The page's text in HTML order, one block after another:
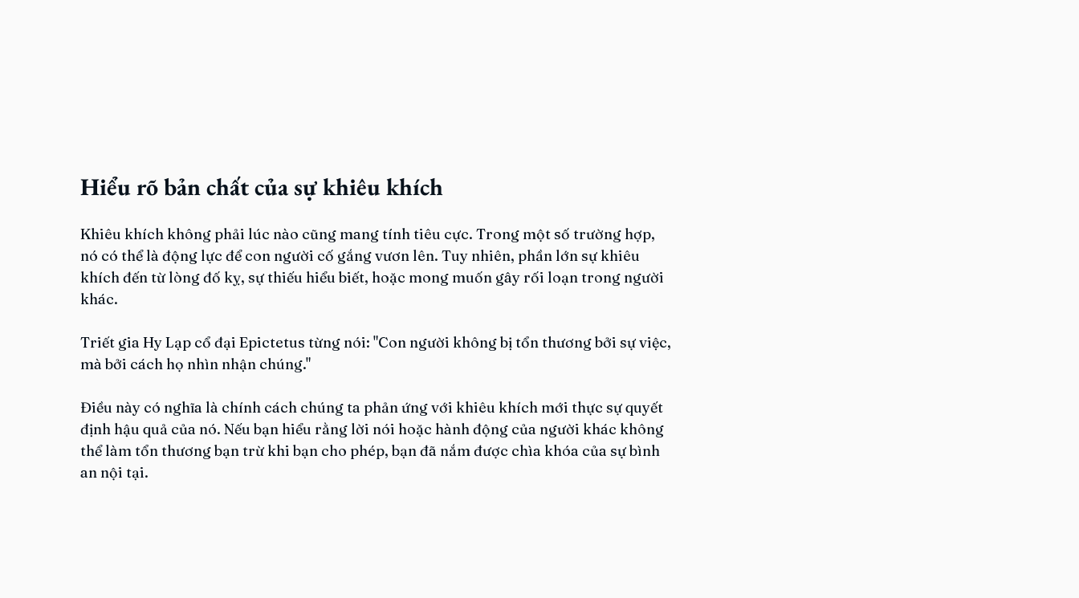
Hiểu rõ bản chất của sự khiêu khích
Khiêu khích không phải lúc nào cũng mang tính tiêu cực. Trong một số trường hợp,
nó có thể là động lực để con người cố gắng vươn lên. Tuy nhiên, phần lớn sự khiêu
khích đến từ lòng đố kỵ, sự thiếu hiểu biết, hoặc mong muốn gây rối loạn trong người
khác.
Triết gia Hy Lạp cổ đại Epictetus từng nói: "Con người không bị tổn thương bởi sự việc,
mà bởi cách họ nhìn nhận chúng."
Điều này có nghĩa là chính cách chúng ta phản ứng với khiêu khích mới thực sự quyết
định hậu quả của nó. Nếu bạn hiểu rằng lời nói hoặc hành động của người khác không
thể làm tổn thương bạn trừ khi bạn cho phép, bạn đã nắm được chìa khóa của sự bình
an nội tại.